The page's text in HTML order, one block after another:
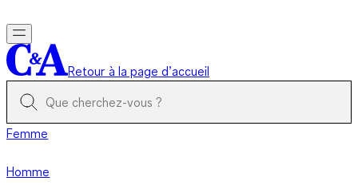
Retour à la page d’accueil
Femme
Homme